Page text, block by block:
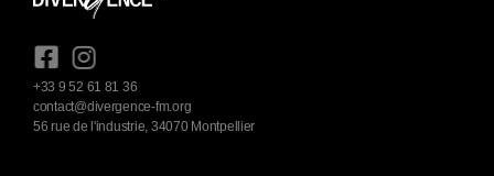
+33 9 52 61 81 36
contact@divergence-fm.org
56 rue de l'industrie, 34070 Montpellier